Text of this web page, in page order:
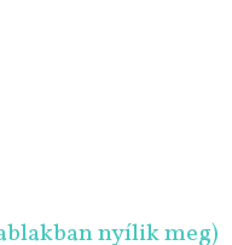
nyílik meg)